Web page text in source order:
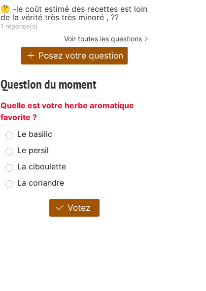
🤔 -le coût estimé des recettes est loin
de la vérité très très minoré , ??
1 réponse(s)
Voir toutes les questions
Posez votre question
Question du moment
Quelle est votre herbe aromatique
favorite ?
Le basilic
Le persil
La ciboulette
La coriandre
Votez